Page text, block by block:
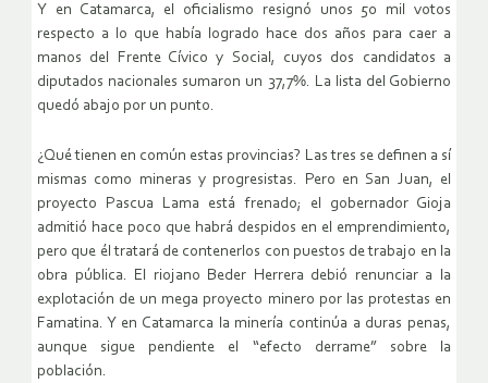
Y en Catamarca, el oficialismo resignó unos 50 mil votos
respecto a lo que había logrado hace dos años para caer a
manos del Frente Cívico y Social, cuyos dos candidatos a
diputados nacionales sumaron un 37,7%. La lista del Gobierno
quedó abajo por un punto.
¿Qué tienen en común estas provincias? Las tres se definen a sí
mismas como mineras y progresistas. Pero en San Juan, el
proyecto Pascua Lama está frenado; el gobernador Gioja
admitió hace poco que habrá despidos en el emprendimiento,
pero que él tratará de contenerlos con puestos de trabajo en la
obra pública. El riojano Beder Herrera debió renunciar a la
explotación de un mega proyecto minero por las protestas en
Famatina. Y en Catamarca la minería continúa a duras penas,
aunque sigue pendiente el “efecto derrame” sobre la
población.